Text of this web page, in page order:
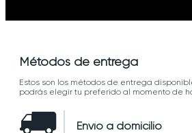
Métodos de entrega
Estos son los métodos de entrega
podrás elegir tu preferido al momento de
Envío a domicilio